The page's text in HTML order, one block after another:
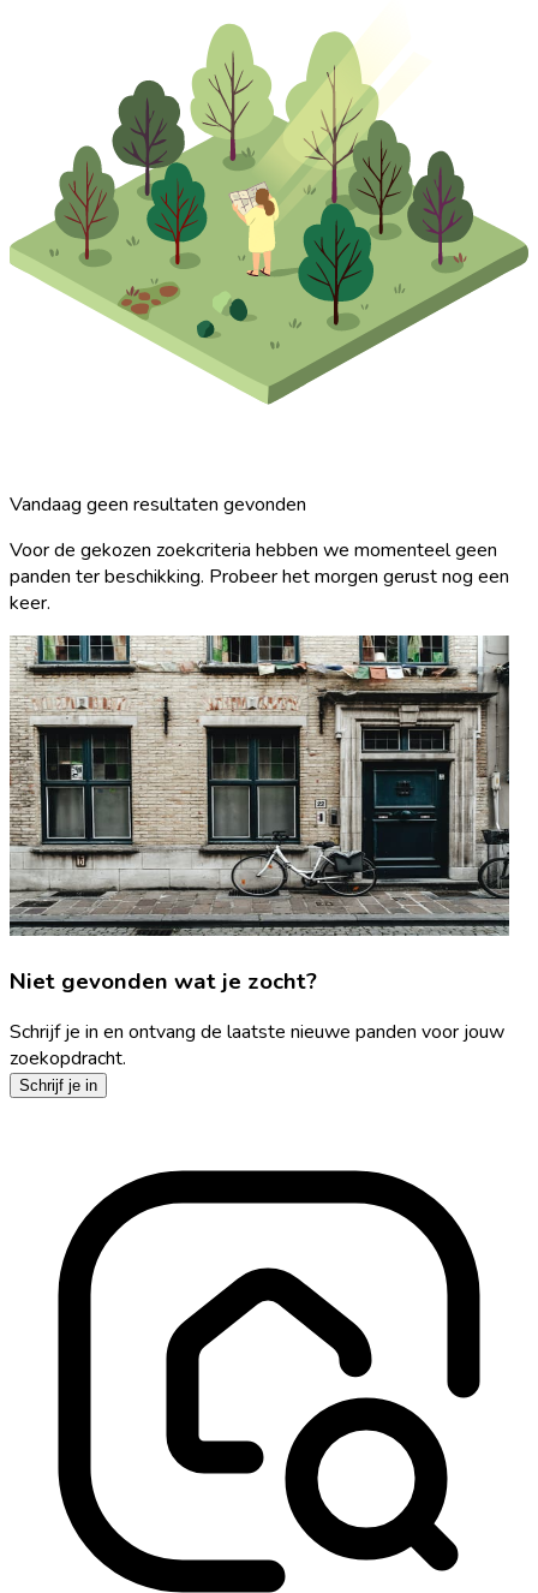
Vandaag geen resultaten gevonden
Voor de gekozen zoekcriteria hebben we momenteel geen
panden ter beschikking. Probeer het morgen gerust nog een
keer.
Niet gevonden wat je zocht?
Schrijf je in en ontvang de laatste nieuwe panden voor jouw
zoekopdracht.
Schrijf je in